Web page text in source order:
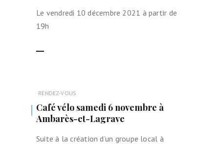
Le vendredi 10 décembre 2021 à partir de
19h
RENDEZ-VOUS
Café vélo samedi 6 novembre à
Ambarès-et-Lagrave
Suite à la création d’un groupe local à